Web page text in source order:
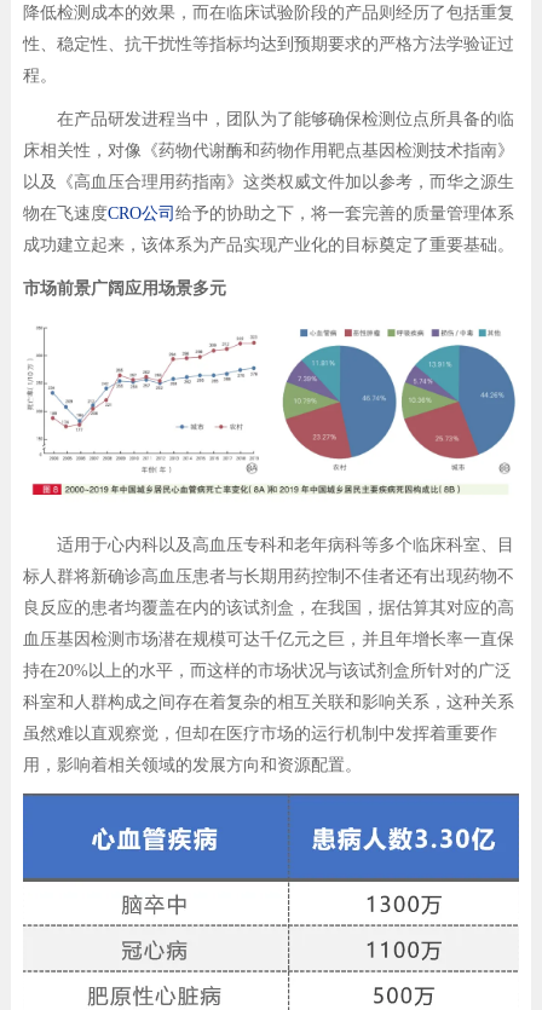
降低检测成本的效果，而在临床试验阶段的产品则经历了包括重复
性、稳定性、抗干扰性等指标均达到预期要求的严格方法学验证过
程。
在产品研发进程当中，团队为了能够确保检测位点所具备的临
床相关性，对像《药物代谢酶和药物作用靶点基因检测技术指南》
以及《高血压合理用药指南》这类权威文件加以参考，而华之源生
物在飞速度CRO公司 给予的协助之下，将一套完善的质量管理体系
成功建立起来，该体系为产品实现产业化的目标奠定了重要基础。
市场前景广阔应用场景多元
适用于心内科以及高血压专科和老年病科等多个临床科室、目
标人群将新确诊高血压患者与长期用药控制不佳者还有出现药物不
良反应的患者均覆盖在内的该试剂盒，在我国，据估算其对应的高
血压基因检测市场潜在规模可达千亿元之巨，并且年增长率一直保
持在20%以上的水平，而这样的市场状况与该试剂盒所针对的广泛
科室和人群构成之间存在着复杂的相互关联和影响关系，这种关系
虽然难以直观察觉，但却在医疗市场的运行机制中发挥着重要作
用，影响着相关领域的发展方向和资源配置。